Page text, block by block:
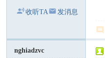
收听TA 发消息
nghiadzvc